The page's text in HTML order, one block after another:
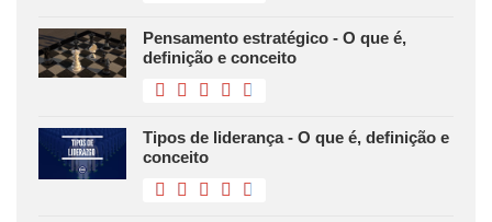
Pensamento estratégico - O que é,
definição e conceito
Tipos de liderança - O que é, definição e
conceito